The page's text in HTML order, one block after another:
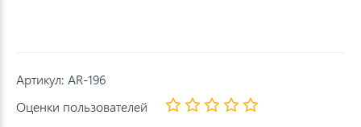
Артикул: AR-196
Оценки пользователей